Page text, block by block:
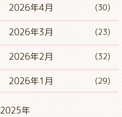
2026年4月 (30)
2026年3月 (23)
2026年2月 (32)
2026年1月 (29)
2025年